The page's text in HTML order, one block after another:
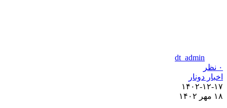
dt_admin
۰ نظر
اخبار دونار
۱۴۰۲-۱۲-۱۷
۱۸ مهر ۱۴۰۲